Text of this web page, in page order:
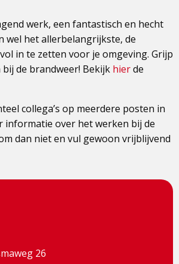
werk, een fantastisch en hecht
wel het allerbelangrijkste, de
in te zetten voor je omgeving. Grijp
de brandweer! Bekijk hierde
collega’s op meerdere posten in
informatie over het werken bij de
dan niet en vul gewoon vrijblijvend
26